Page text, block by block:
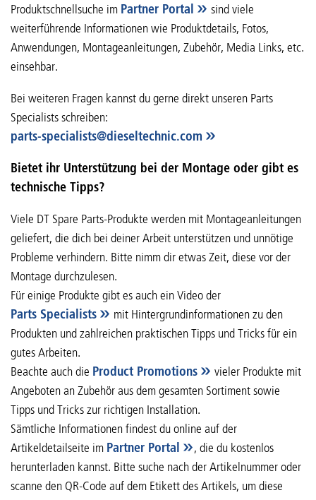
Produktschnellsuche im Partner Portal
sind viele
weiterführende Informationen wie Produktdetails, Fotos,
Anwendungen, Montageanleitungen, Zubehör, Media Links, etc.
einsehbar.
Bei weiteren Fragen kannst du gerne direkt unseren Parts
Specialists schreiben:
parts-specialists@dieseltechnic.com
Bietet ihr Unterstützung bei der Montage oder gibt es
technische Tipps?
Viele DT Spare Parts-Produkte werden mit Montageanleitungen
geliefert, die dich bei deiner Arbeit unterstützen und unnötige
Probleme verhindern. Bitte nimm dir etwas Zeit, diese vor der
Montage durchzulesen.
Für einige Produkte gibt es auch ein Video der
Parts Specialists
mit Hintergrundinformationen zu den
Produkten und zahlreichen praktischen Tipps und Tricks für ein
gutes Arbeiten.
Beachte auch die Product Promotions
vieler Produkte mit
Angeboten an Zubehör aus dem gesamten Sortiment sowie
Tipps und Tricks zur richtigen Installation.
Sämtliche Informationen findest du online auf der
Artikeldetailseite im Partner Portal
, die du kostenlos
herunterladen kannst. Bitte suche nach der Artikelnummer oder
scanne den QR-Code auf dem Etikett des Artikels, um diese